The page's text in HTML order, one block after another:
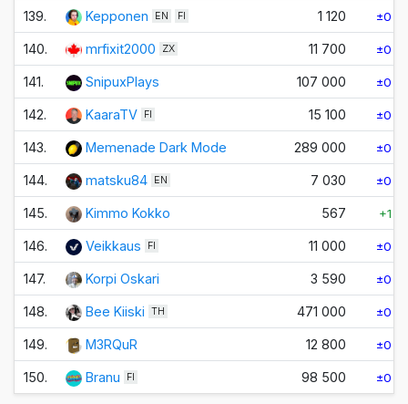
139. Kepponen EN FI 1 120 ±0
140. mrfixit2000 ZX 11 700 ±0
141. SnipuxPlays 107 000 ±0
142. KaaraTV FI 15 100 ±0
143. Memenade Dark Mode 289 000 ±0
144. matsku84 EN 7 030 ±0
145. Kimmo Kokko 567 +1
146. Veikkaus FI 11 000 ±0
147. Korpi Oskari 3 590 ±0
148. Bee Kiiski TH 471 000 ±0
149. M3RQuR 12 800 ±0
150. Branu FI 98 500 ±0